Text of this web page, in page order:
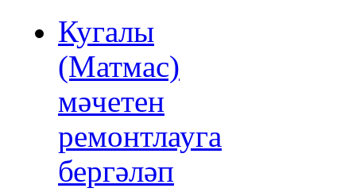
Кугалы
(Матмас)
мәчетен
ремонтлауга
бергәләп